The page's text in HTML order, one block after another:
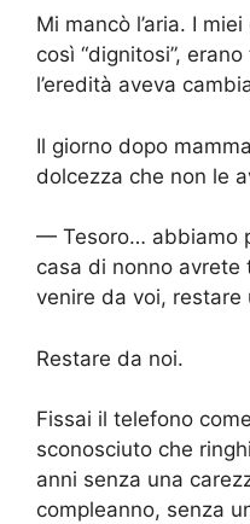
Mi mancò l’aria. I
così “dignitosi”,
l’eredità aveva
Il giorno dopo
dolcezza che non le
— Tesoro… abbiamo
casa di nonno
venire da voi, restare
Restare da noi.
Fissai il telefono
sconosciuto che
anni senza una
compleanno, senza